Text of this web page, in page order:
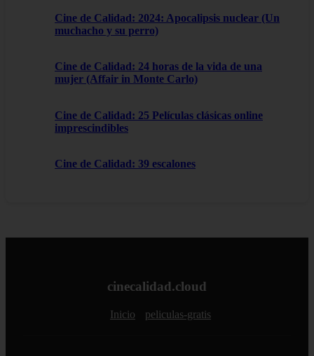
Cine de Calidad: 2024: Apocalipsis nuclear (Un
muchacho y su perro)
Cine de Calidad: 24 horas de la vida de una
mujer (Affair in Monte Carlo)
Cine de Calidad: 25 Películas clásicas online
imprescindibles
Cine de Calidad: 39 escalones
cinecalidad.cloud
Inicio peliculas-gratis